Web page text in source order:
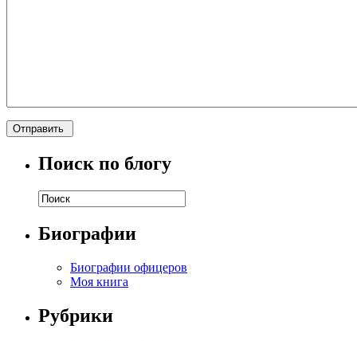
Поиск по блогу
Биографии
Биографии офицеров
Моя книга
Рубрики